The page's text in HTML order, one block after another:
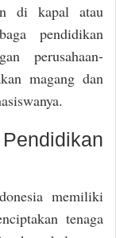
di kapal atau
pendidikan
perusahaan-
magang dan
memiliki
tenaga